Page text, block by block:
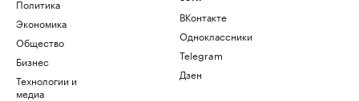
Политика
Экономика
Общество
Бизнес
Технологии и
медиа
ВКонтакте
Одноклассники
Telegram
Дзен